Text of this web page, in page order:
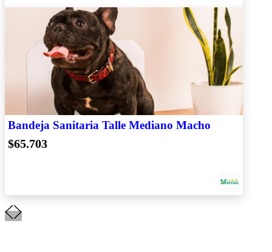
Bandeja Sanitaria Talle Mediano Macho
$65.703